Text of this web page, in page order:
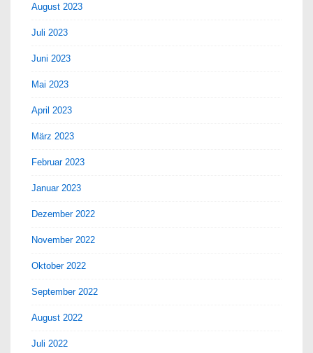
August 2023
Juli 2023
Juni 2023
Mai 2023
April 2023
März 2023
Februar 2023
Januar 2023
Dezember 2022
November 2022
Oktober 2022
September 2022
August 2022
Juli 2022